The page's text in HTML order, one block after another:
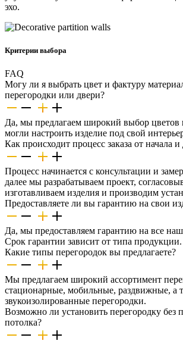
эхо.
Критерии выбора
FAQ
Могу ли я выбрать цвет и фактуру
перегородки или двери?
Да, мы предлагаем широкий выбор цветов
могли настроить изделие под свой
Как происходит процесс заказа от начала
Процесс начинается с консультации и
далее мы разрабатываем проект,
изготавливаем изделия и производим
Предоставляете ли вы гарантию на свои
Да, мы предоставляем гарантию на все
Срок гарантии зависит от типа продукции.
Какие типы перегородок вы предлагаете?
Мы предлагаем широкий ассортимент
стационарные, мобильные, раздвижные, а
звукоизолированные перегородки.
Возможно ли установить перегородку без
потолка?